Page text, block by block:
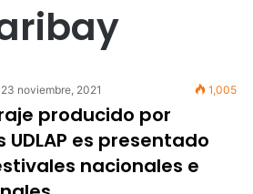
23 noviembre, 2021 1,005
producido por
es presentado
nacionales e